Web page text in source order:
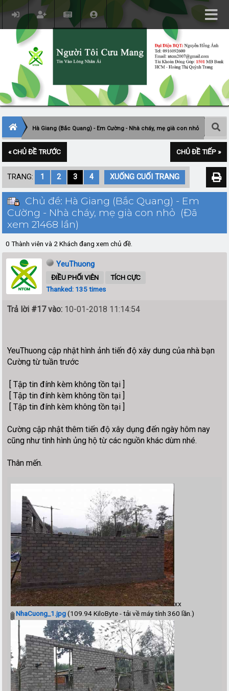
Hà Giang (Bắc Quang) - Em Cường - Nhà cháy, mẹ già con nhỏ
« CHỦ ĐỀ TRƯỚC CHỦ ĐỀ TIẾP »
TRANG: 1 2 3 4 XUỐNG CUỐI TRANG
Chủ đề: Hà Giang (Bắc Quang) - Em
Cường - Nhà cháy, mẹ già con nhỏ (Đã
xem 21468 lần)
0 Thành viên và 2 Khách đang xem chủ đề.
YeuThuong
ĐIỀU PHỐI VIÊN
TÍCH CỰC
Thanked: 135 times
Trả lời #17 vào: 10-01-2018 11:14:54
YeuThuong cập nhật hình ảnh tiến độ xây dung của nhà bạn
Cường từ tuần trước
[ Tập tin đính kèm không tồn tại ]
[ Tập tin đính kèm không tồn tại ]
[ Tập tin đính kèm không tồn tại ]
Cường cập nhật thêm tiến độ xây dụng đến ngày hôm nay
cũng như tình hình ủng hộ từ các nguồn khác dùm nhé.
Thân mến.
xx
NhaCuong_1.jpg(109.94 KiloByte - tải về máy tính 360 lần.)